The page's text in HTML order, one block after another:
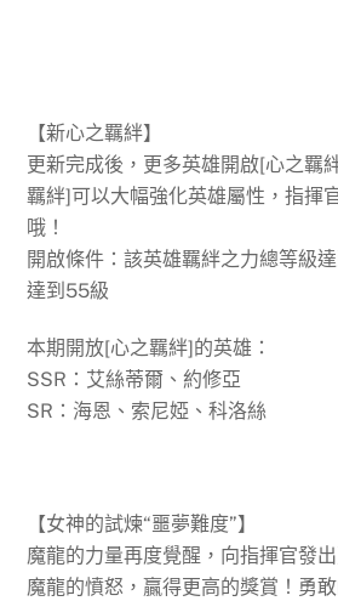
【新心之羈絆】
更新完成後，更多英雄開啟[心之羈
羈絆]可以大幅強化英雄屬性，指揮
哦！
開啟條件：該英雄羈絆之力總等級
達到55級
本期開放[心之羈絆]的英雄：
SSR：艾絲蒂爾、約修亞
SR：海恩、索尼婭、科洛絲
【女神的試煉“噩夢難度”】
魔龍的力量再度覺醒，向指揮官發
魔龍的憤怒，贏得更高的獎賞！勇